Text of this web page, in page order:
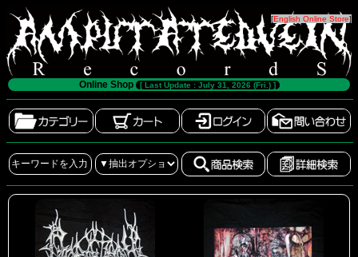
[English Online Store]
Online Shop [ Last Update : July 31, 2026 (Fri.) ]